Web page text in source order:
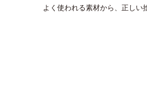
よく使われる素材から、正しい